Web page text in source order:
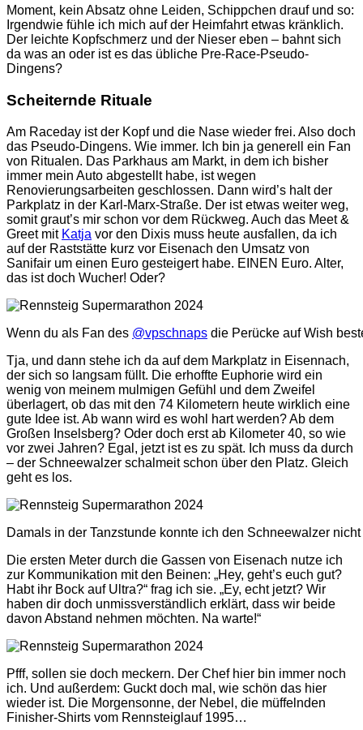
Moment, kein Absatz ohne Leiden, Schippchen drauf und so:
Irgendwie fühle ich mich auf der Heimfahrt etwas kränklich.
Der leichte Kopfschmerz und der Nieser eben – bahnt sich
da was an oder ist es das übliche Pre-Race-Pseudo-
Dingens?
Scheiternde Rituale
Am Raceday ist der Kopf und die Nase wieder frei. Also doch
das Pseudo-Dingens. Wie immer. Ich bin ja generell ein Fan
von Ritualen. Das Parkhaus am Markt, in dem ich bisher
immer mein Auto abgestellt habe, ist wegen
Renovierungsarbeiten geschlossen. Dann wird’s halt der
Parkplatz in der Karl-Marx-Straße. Der ist etwas weiter weg,
somit graut’s mir schon vor dem Rückweg. Auch das Meet &
Greet mit Katja vor den Dixis muss heute ausfallen, da ich
auf der Raststätte kurz vor Eisenach den Umsatz von
Sanifair um einen Euro gesteigert habe. EINEN Euro. Alter,
das ist doch Wucher! Oder?
Wenn du als Fan des @vpschnaps die Perücke auf Wish
Tja, und dann stehe ich da auf dem Markplatz in Eisennach,
der sich so langsam füllt. Die erhoffte Euphorie wird ein
wenig von meinem mulmigen Gefühl und dem Zweifel
überlagert, ob das mit den 74 Kilometern heute wirklich eine
gute Idee ist. Ab wann wird es wohl hart werden? Ab dem
Großen Inselsberg? Oder doch erst ab Kilometer 40, so wie
vor zwei Jahren? Egal, jetzt ist es zu spät. Ich muss da durch
– der Schneewalzer schalmeit schon über den Platz. Gleich
geht es los.
Damals in der Tanzstunde konnte ich den Schneewalzer
Die ersten Meter durch die Gassen von Eisenach nutze ich
zur Kommunikation mit den Beinen: „Hey, geht’s euch gut?
Habt ihr Bock auf Ultra?“ frag ich sie. „Ey, echt jetzt? Wir
haben dir doch unmissverständlich erklärt, dass wir beide
davon Abstand nehmen möchten. Na warte!“
Pfff, sollen sie doch meckern. Der Chef hier bin immer noch
ich. Und außerdem: Guckt doch mal, wie schön das hier
wieder ist. Die Morgensonne, der Nebel, die müffelnden
Finisher-Shirts vom Rennsteiglauf 1995…